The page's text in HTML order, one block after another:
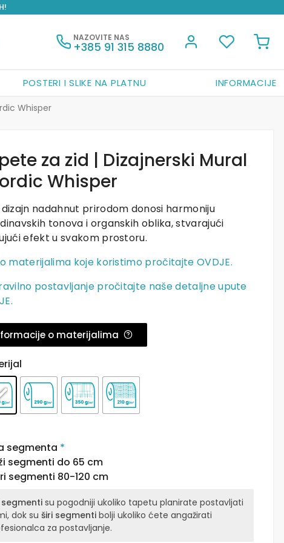
POSTERI I SLIKE NA PLATNU INFORMACIJE
NAZOVITE NAS
+385 91 315 8880
Whisper
za zid | Dizajnerski Mural
Whisper
dizajn nadahnut prirodom donosi harmoniju
tonova i organskih oblika, stvarajući
efekt u svakom prostoru.
materijalima koje koristimo pročitajte OVDJE.
postavljanje pročitajte naše detaljne upute
o materijalima
segmenta *
segmenti do 65 cm
segmenti 80-120 cm
segmentisu pogodniji ukoliko tapetu planirate postavljati
dok suširi segmenti bolji ukoliko ćete angažirati
za postavljanje.